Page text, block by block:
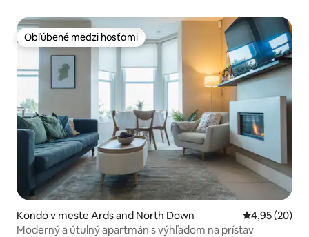
Obľúbené medzi hosťami
Obľúbené medzi hosťami
Kondo v meste Ards and North Down Priemerné
4,95 (20)
Moderný a útulný apartmán s výhľadom na prístav